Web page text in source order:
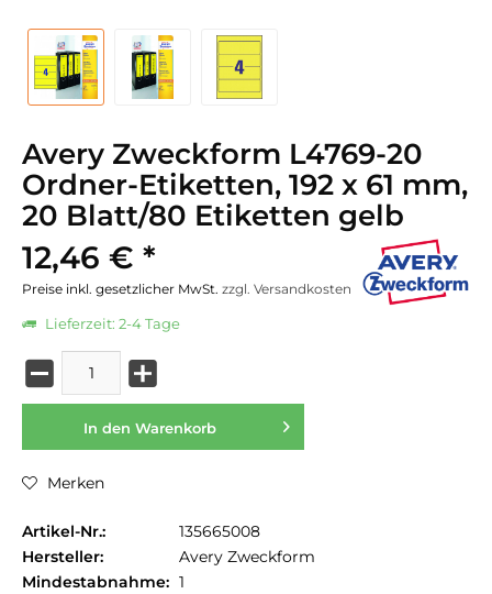
Avery Zweckform L4769-20
Ordner-Etiketten, 192 x 61 mm,
20 Blatt/80 Etiketten gelb
12,46 € *
Preise inkl. gesetzlicher MwSt. zzgl. Versandkosten
Lieferzeit: 2-4 Tage
In den Warenkorb
Merken
Artikel-Nr.:
135665008
Hersteller:
Avery Zweckform
Mindestabnahme: 1